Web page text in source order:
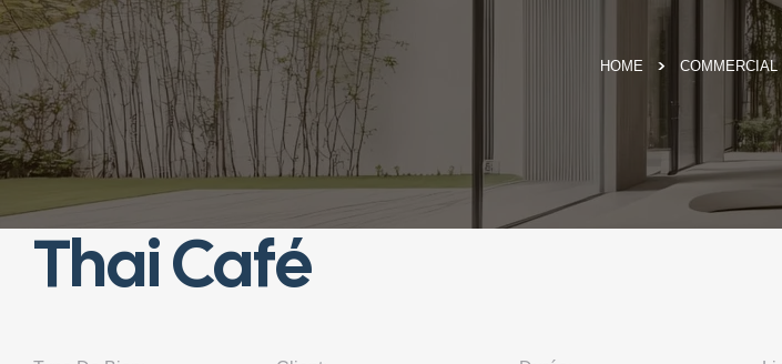
HOME COMMERCIAL
Thai Café